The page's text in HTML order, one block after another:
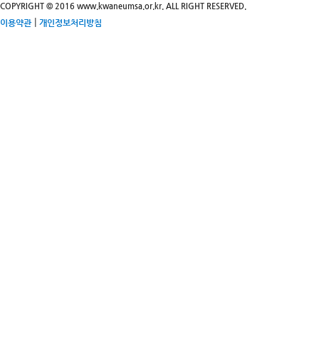
COPYRIGHT © 2016 www.kwaneumsa.or.kr. ALL RIGHT RESERVED.
이용약관| 개인정보처리방침